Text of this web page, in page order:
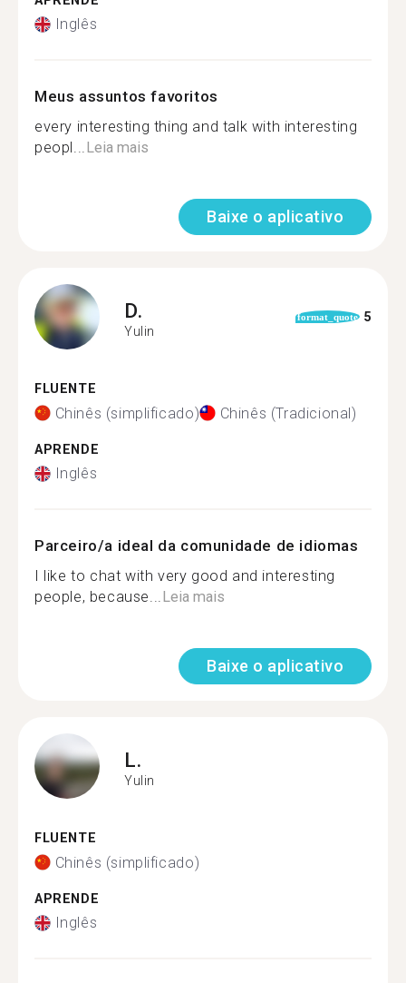
Inglês
Meus assuntos favoritos
every interesting thing and talk with interesting
peopl...Leia mais
Baixe o aplicativo
D.
Yulin
format_quote 5
FLUENTE
Chinês (simplificado) Chinês (Tradicional)
APRENDE
Inglês
Parceiro/a ideal da comunidade de idiomas
I like to chat with very good and interesting
people, because...Leia mais
Baixe o aplicativo
L.
Yulin
FLUENTE
Chinês (simplificado)
APRENDE
Inglês